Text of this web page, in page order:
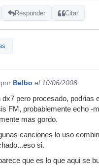
Responder Citar
por Belbo el 10/06/2008
dx7 pero procesado, podrias
FM, probablemente echo -
mas gordo.
canciones lo uso
si.
que es lo que aqui se